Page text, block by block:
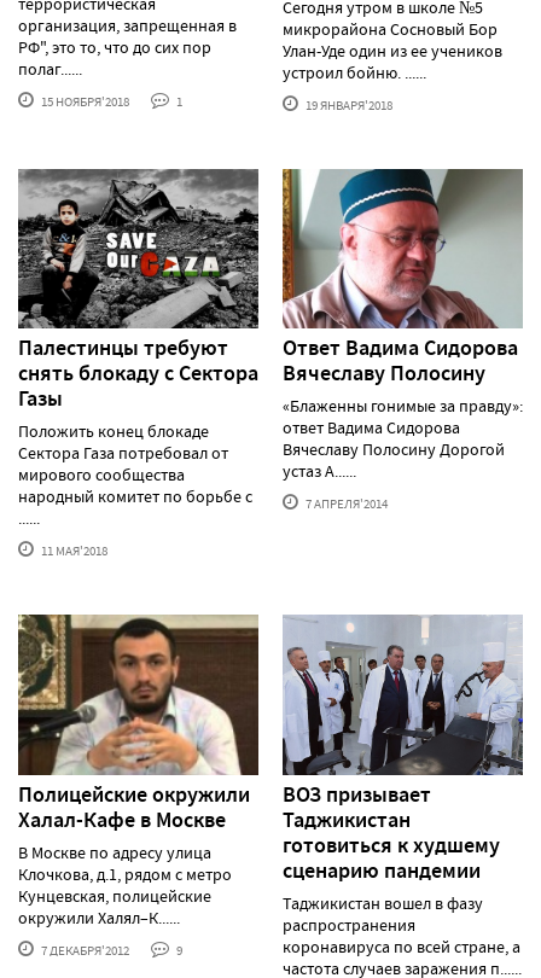
организация, запрещенная в
РФ", это то, что до сих пор
полаг......
15 НОЯБРЯ'2018 1
Сегодня утром в школе №5
микрорайона Сосновый Бор
Улан-Уде один из ее учеников
устроил бойню. ......
19 ЯНВАРЯ'2018
Палестинцы требуют
снять блокаду с Сектора
Газы
Положить конец блокаде
Сектора Газа потребовал от
мирового сообщества
народный комитет по борьбе с
......
11 МАЯ'2018
Ответ Вадима Сидорова
Вячеславу Полосину
«Блаженны гонимые за правду»:
ответ Вадима Сидорова
Вячеславу Полосину Дорогой
устаз А......
7 АПРЕЛЯ'2014
Полицейские окружили
Халал-Кафе в Москве
В Москве по адресу улица
Клочкова, д.1, рядом с метро
Кунцевская, полицейские
окружили Халял–К......
7 ДЕКАБРЯ'2012 9
ВОЗ призывает
Таджикистан
готовиться к худшему
сценарию пандемии
Таджикистан вошел в фазу
распространения
коронавируса по всей стране, а
частота случаев заражения п......